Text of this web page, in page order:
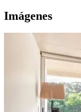
Imágenes